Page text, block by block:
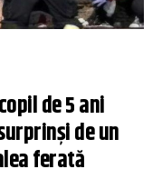
de 5 ani
de un
ferată